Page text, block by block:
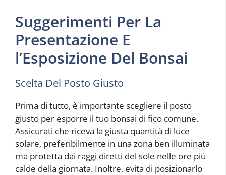
Suggerimenti Per La
Presentazione E
l’Esposizione Del Bonsai
Scelta Del Posto Giusto
Prima di tutto, è importante scegliere il posto
giusto per esporre il tuo bonsai di fico comune.
Assicurati che riceva la giusta quantità di luce
solare, preferibilmente in una zona ben illuminata
ma protetta dai raggi diretti del sole nelle ore più
calde della giornata. Inoltre, evita di posizionarlo